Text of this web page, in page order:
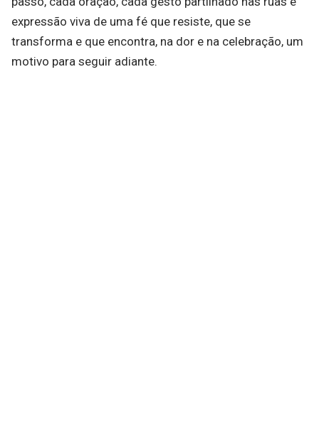
expressão viva de uma fé que resiste, que se
transforma e que encontra, na dor e na celebração, um
motivo para seguir adiante.